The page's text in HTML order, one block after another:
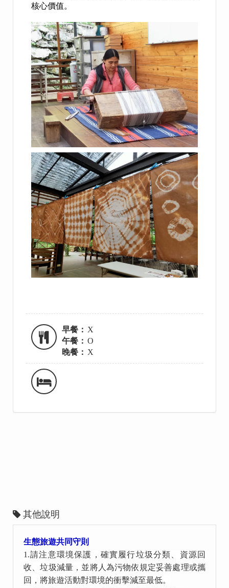
核心價值。
早餐： X
午餐： O
晚餐： X
其他說明
生態旅遊共同守則
1.請注意環境保護，確實履行垃圾分類、資源回
收、垃圾減量，並將人為污物依規定妥善處理或攜
回，將旅遊活動對環境的衝擊減至最低。